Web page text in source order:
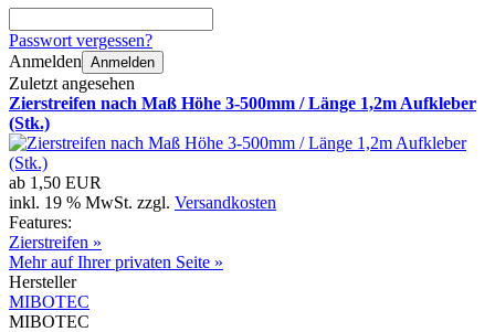
Passwort vergessen?
Anmelden Anmelden
Zuletzt angesehen
Zierstreifen nach Maß Höhe 3-500mm / Länge 1,2m Aufkleber
(Stk.)
ab 1,50 EUR
inkl. 19 % MwSt. zzgl. Versandkosten
Features:
Zierstreifen »
Mehr auf Ihrer privaten Seite »
Hersteller
MIBOTEC
MIBOTEC